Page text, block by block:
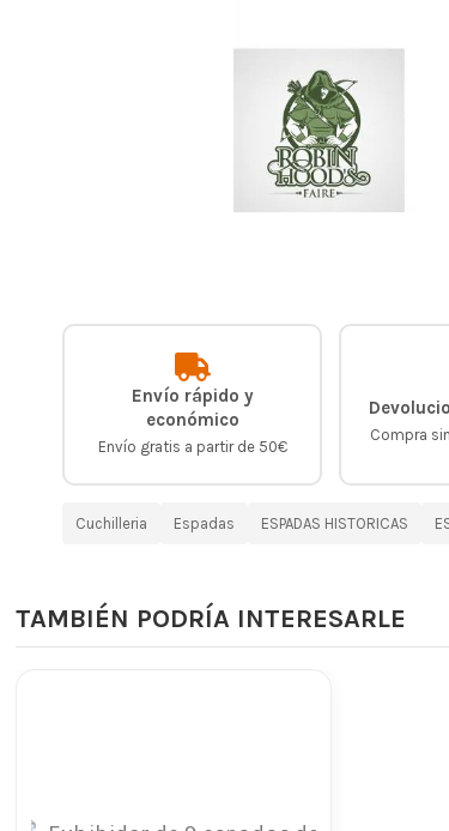
Envío rápido y
económico
Envío gratis a partir de 50€
Compra
Cuchilleria Espadas ESPADAS HISTORICAS
TAMBIÉN PODRÍA INTERESARLE